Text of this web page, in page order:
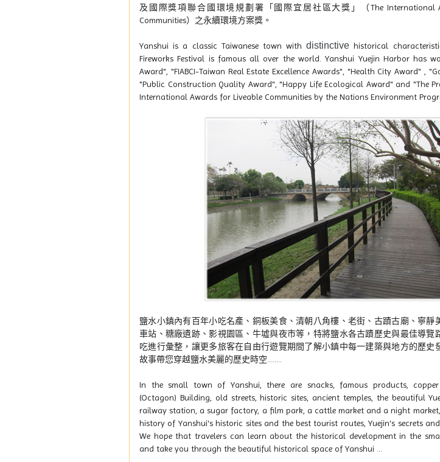
及國際獎項聯合國環境規劃署「國際宜居社區大獎」（The International
Communities）之永續環境方案獎。
Yanshui is a classic Taiwanese town withdistinctivehistorical
Fireworks Festival is famous all over the world. Yanshui Yuejin Harbor has
Award", "FIABCI-Taiwan Real Estate Excellence Awards", "Health City Award" ,
"Public Construction Quality Award", "Happy Life Ecological Award" and "The
International Awards for Liveable Communities by the Nations Environment
鹽水小鎮內有百年小吃名產、銅板美食、清朝八角樓、老街、古蹟古廟、寧靜
車站、糖廠遺跡、影視園區、牛墟與夜市等，特將鹽水各古蹟歷史與最佳導覽
吃進行彙整，讓更多旅客在自由行遊覽期間了解小鎮中每一建築與地方的歷史
故事帶您穿越鹽水美麗的歷史時空........
In the small town of Yanshui, there are snacks, famous products,
(Octagon) Building, old streets, historic sites, ancient temples, the beautiful
railway station, a sugar factory, a film park, a cattle market and a night market,
history of Yanshui's historic sites and the best tourist routes, Yuejin's secrets
We hope that travelers can learn about the historical development in the
and take you through the beautiful historical space of Yanshui ...